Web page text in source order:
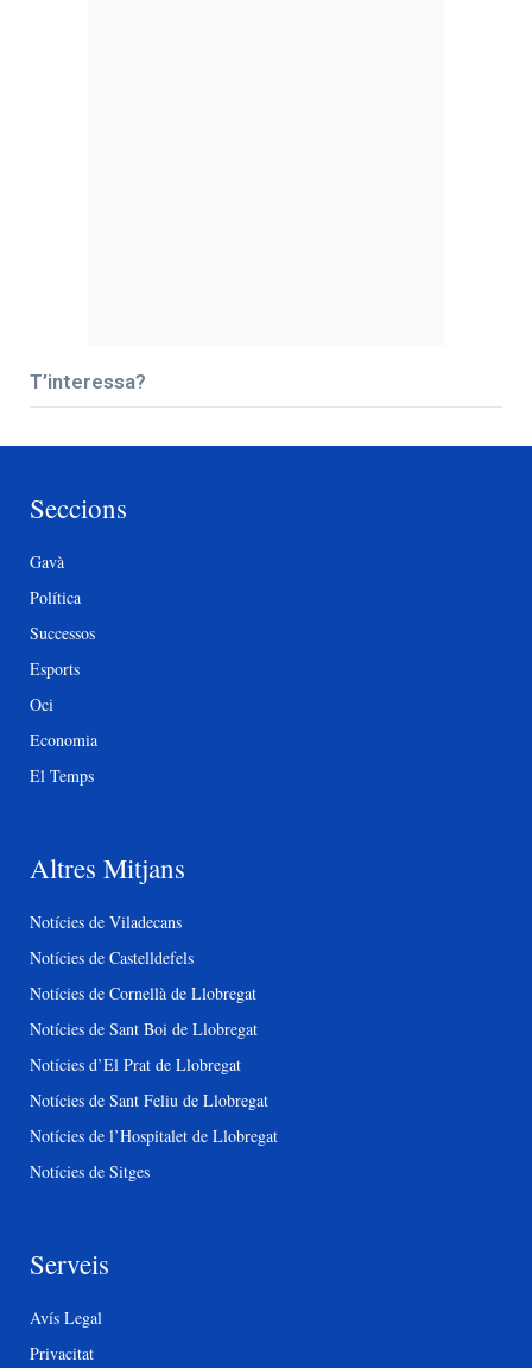
T’interessa?
Seccions
Gavà
Política
Successos
Esports
Oci
Economia
El Temps
Altres Mitjans
Notícies de Viladecans
Notícies de Castelldefels
Notícies de Cornellà de Llobregat
Notícies de Sant Boi de Llobregat
Notícies d’El Prat de Llobregat
Notícies de Sant Feliu de Llobregat
Notícies de l’Hospitalet de Llobregat
Notícies de Sitges
Serveis
Avís Legal
Privacitat